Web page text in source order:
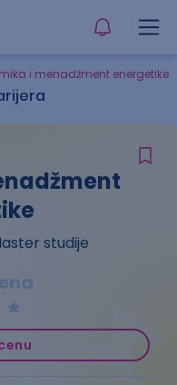
i menadžment energetike
studije